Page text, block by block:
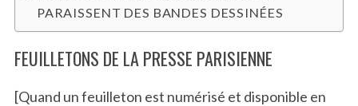
PARAISSENT DES BANDES DESSINÉES
FEUILLETONS DE LA PRESSE PARISIENNE
[Quand un feuilleton est numérisé et disponible en